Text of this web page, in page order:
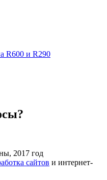
R600 и R290
2017 год
сайтов и интернет-